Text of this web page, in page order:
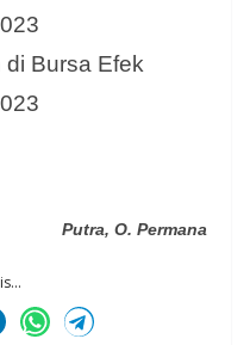
Bursa Efek
Putra, O. Permana